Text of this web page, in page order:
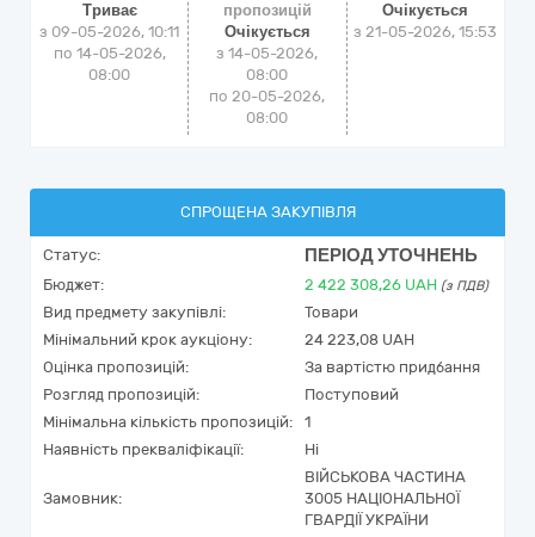
Триває
з 09-05-2026, 10:11
по 14-05-2026,
08:00
пропозицій
Очікується
з 14-05-2026,
08:00
по 20-05-2026,
08:00
Очікується
з21-05-2026, 15:53
СПРОЩЕНА ЗАКУПІВЛЯ
Статус: ПЕРІОД УТОЧНЕНЬ
Бюджет: 2 422 308,26 UAH (з ПДВ)
Вид предмету закупівлі:
Товари
Мінімальний крок аукціону:
24 223,08 UAH
Оцінка пропозицій:
За вартістю придбання
Розгляд пропозицій:
Поступовий
Мінімальна кількість пропозицій:
1
Наявність прекваліфікації:
Ні
Замовник:
ВІЙСЬКОВА ЧАСТИНА
3005 НАЦІОНАЛЬНОЇ
ГВАРДІЇ УКРАЇНИ